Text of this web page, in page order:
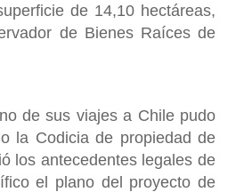
de 14,10 hectáreas,
de Bienes Raíces de
de sus viajes a Chile pudo
la Codicia de propiedad de
los antecedentes legales de
el plano del proyecto de